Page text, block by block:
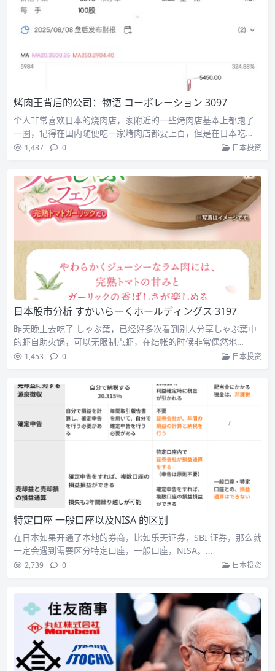
烤肉王背后的公司：物语 コーポレーション 3097
个人非常喜欢日本的烧肉店，家附近的一些烤肉店基本上都跑了
一圈，记得在国内随便吃一家烤肉店都要上百，但是在日本吃…
1,487 0 日本投资
日本股市分析 すかいらーくホールディングス 3197
昨天晚上去吃了 しゃぶ葉，已经好多次看到别人分享しゃぶ葉中
的虾自助火锅，可以无限制点虾，在结帐的时候非常偶然地…
1,453 0 日本投资
特定口座 一般口座以及NISA 的区别
在日本如果开通了本地的券商，比如乐天证券，SBI 证券，那么就
一定会遇到需要区分特定口座，一般口座，NISA。…
2,739 0 日本投资